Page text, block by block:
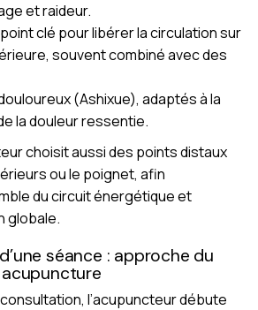
et raideur.
clé pour libérer la circulation sur
souvent combiné avec des
(Ashixue), adaptés à la
la douleur ressentie.
choisit aussi des points distaux
ou le poignet, afin
du circuit énergétique et
globale.
séance : approche du
l’acupuncteur débute